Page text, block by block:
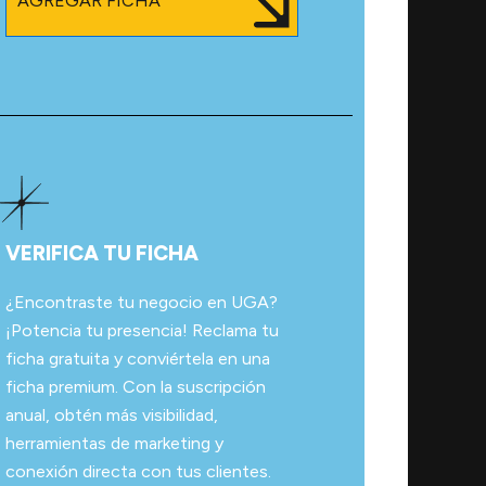
VERIFICA TU FICHA
¿Encontraste tu negocio en UGA?
¡Potencia tu presencia! Reclama tu
ficha gratuita y conviértela en una
ficha premium. Con la suscripción
anual, obtén más visibilidad,
herramientas de marketing y
conexión directa con tus clientes.